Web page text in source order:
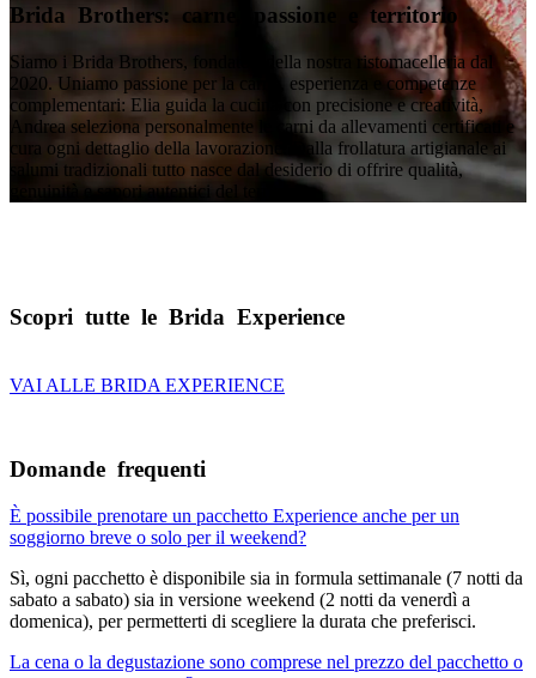
Brida Brothers: carne, passione e territorio
Siamo i Brida Brothers, fondatori della nostra ristomacelleria dal
2020. Uniamo passione per la carne, esperienza e competenze
complementari: Elia guida la cucina con precisione e creatività,
Andrea seleziona personalmente le carni da allevamenti certificati e
cura ogni dettaglio della lavorazione. Dalla frollatura artigianale ai
salumi tradizionali tutto nasce dal desiderio di offrire qualità,
genuinità e sapori autentici del territorio.
Scopri tutte le Brida Experience
VAI ALLE BRIDA EXPERIENCE
Domande frequenti
È possibile prenotare un pacchetto Experience anche per un
soggiorno breve o solo per il weekend?
Sì, ogni pacchetto è disponibile sia in formula settimanale (7 notti da
sabato a sabato) sia in versione weekend (2 notti da venerdì a
domenica), per permetterti di scegliere la durata che preferisci.
La cena o la degustazione sono comprese nel prezzo del pacchetto o